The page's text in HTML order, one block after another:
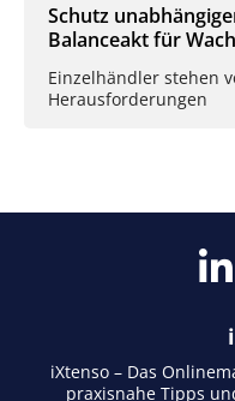
Schutz
Balanceakt für
Einzelhändler stehen
Herausforderungen
iXtenso – Das
praxisnahe Tipps